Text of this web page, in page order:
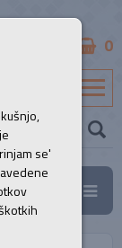
0
se'